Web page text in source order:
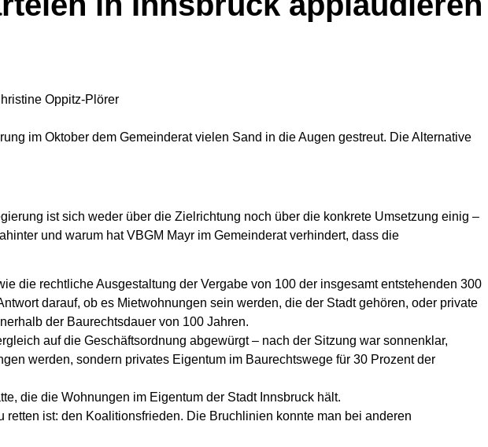
im Oktober dem Gemeinderat vielen Sand in die Augen gestreut. Die Alternative
ist sich weder über die Zielrichtung noch über die konkrete Umsetzung einig –
und warum hat VBGM Mayr im Gemeinderat verhindert, dass die
die rechtliche Ausgestaltung der Vergabe von 100 der insgesamt entstehenden 300
darauf, ob es Mietwohnungen sein werden, die der Stadt gehören, oder private
der Baurechtsdauer von 100 Jahren.
auf die Geschäftsordnung abgewürgt – nach der Sitzung war sonnenklar,
werden, sondern privates Eigentum im Baurechtswege für 30 Prozent der
die die Wohnungen im Eigentum der Stadt Innsbruck hält.
ist: den Koalitionsfrieden. Die Bruchlinien konnte man bei anderen